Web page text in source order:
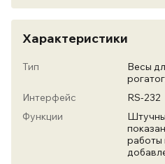
Характеристики
Тип
Весы
Интерфейс
RS-232
Функции
работы